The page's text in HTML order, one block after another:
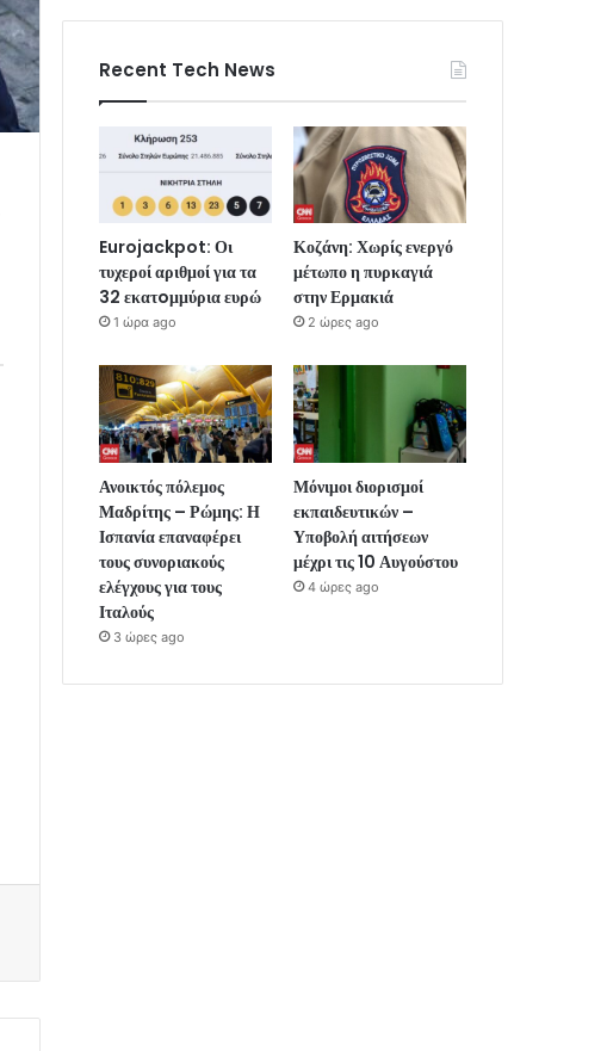
Recent Tech News
Eurojackpot: Οι
τυχεροί αριθμοί για τα
32 εκατoμμύρια ευρώ
1 ώρα ago
Κοζάνη: Χωρίς ενεργό
μέτωπο η πυρκαγιά
στην Ερμακιά
2 ώρες ago
Ανοικτός πόλεμος
Μαδρίτης – Ρώμης: Η
Ισπανία επαναφέρει
τους συνοριακούς
ελέγχους για τους
Ιταλούς
3 ώρες ago
Μόνιμοι διορισμοί
εκπαιδευτικών –
Υποβολή αιτήσεων
μέχρι τις 10 Αυγούστου
4 ώρες ago